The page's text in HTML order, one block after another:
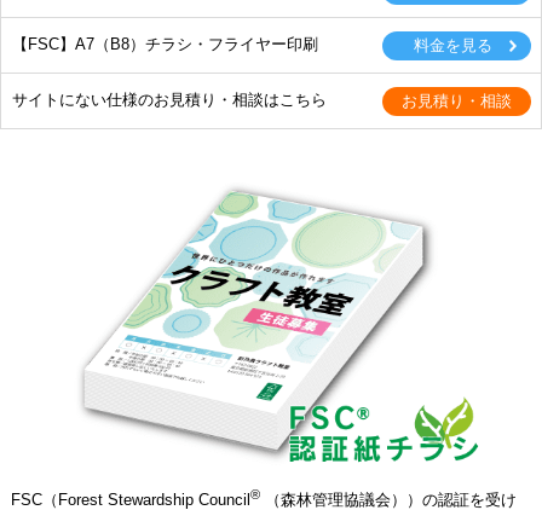
【FSC】A7（B8）チラシ・フライヤー印刷
サイトにない仕様のお見積り・相談はこちら
FSC（Forest Stewardship Council ®（森林管理協議会））の認証を受け